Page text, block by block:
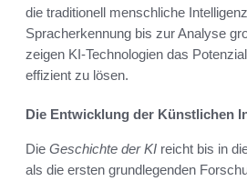
die traditionell menschliche
Spracherkennung bis zur Analyse
zeigen KI-Technologien das
effizient zu lösen.
Die Entwicklung der Künstlichen
Die Geschichte der KI reicht bis in
als die ersten grundlegenden